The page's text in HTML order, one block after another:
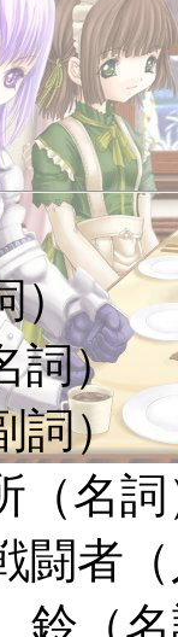
）
詞）
詞）
（名詞
闘者
鈴（